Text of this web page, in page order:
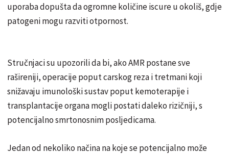
uporaba dopušta da ogromne količine iscure u okoliš, gdje
patogeni mogu razviti otpornost.
Stručnjaci su upozorili da bi, ako AMR postane sve
rašireniji, operacije poput carskog reza i tretmani koji
snižavaju imunološki sustav poput kemoterapije i
transplantacije organa mogli postati daleko rizičniji, s
potencijalno smrtonosnim posljedicama.
Jedan od nekoliko načina na koje se potencijalno može